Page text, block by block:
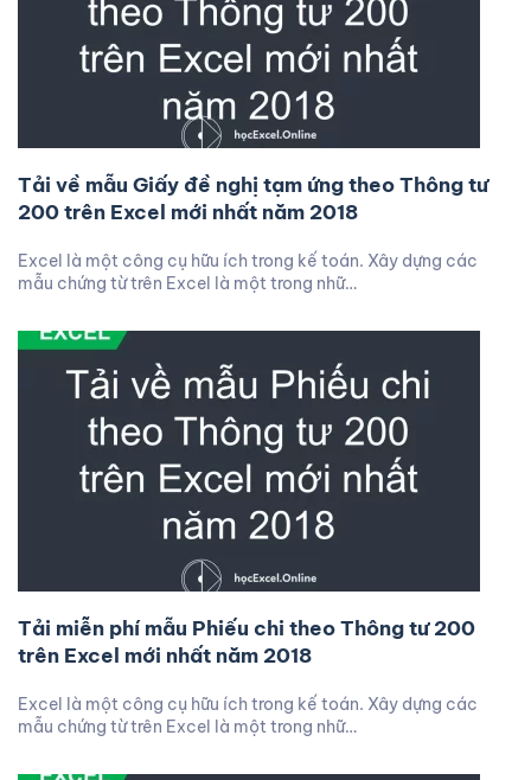
Tải về mẫu Giấy đề nghị tạm ứng theo Thông tư
200 trên Excel mới nhất năm 2018
Excel là một công cụ hữu ích trong kế toán. Xây dựng các
mẫu chứng từ trên Excel là một trong nhữ…
Tải miễn phí mẫu Phiếu chi theo Thông tư 200
trên Excel mới nhất năm 2018
Excel là một công cụ hữu ích trong kế toán. Xây dựng các
mẫu chứng từ trên Excel là một trong nhữ…